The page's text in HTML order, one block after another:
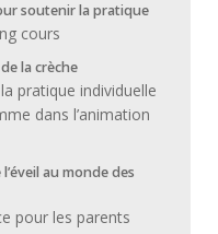
soutenir la pratique
cours
la crèche
pratique individuelle
dans l’animation
au monde des
pour les parents